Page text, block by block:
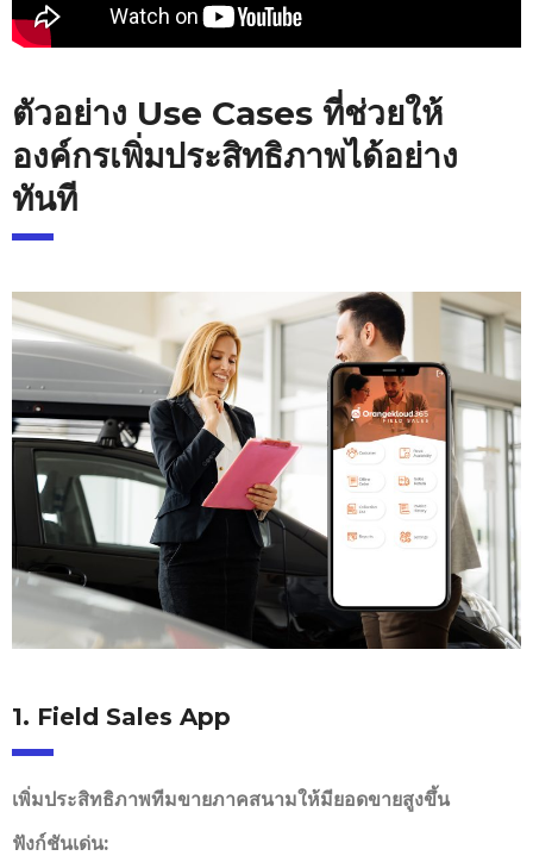
ตัวอย่าง Use Cases ที่ช่วยให้
องค์กรเพิ่มประสิทธิภาพได้อย่าง
ทันที
1. Field Sales App
เพิ่มประสิทธิภาพทีมขายภาคสนามให้มียอดขายสูงขึ้น
ฟังก์ชันเด่น: